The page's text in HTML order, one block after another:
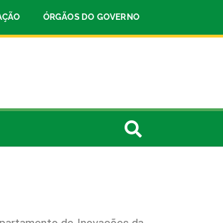
ÓRGÃOS DO GOVERNO